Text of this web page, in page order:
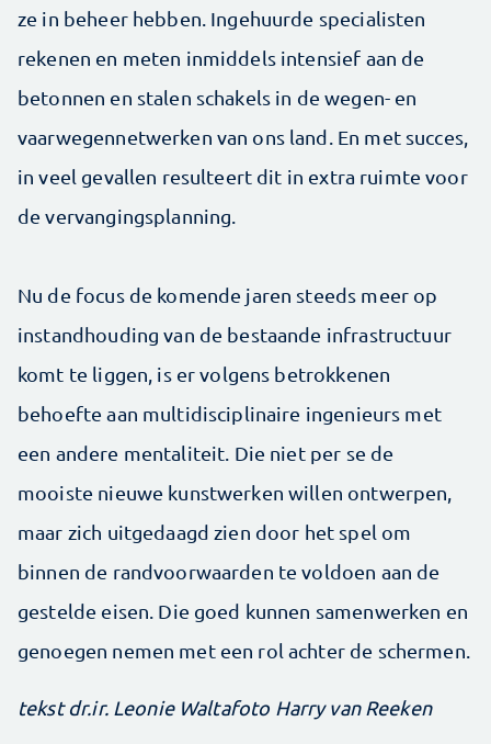
ze in beheer hebben. Ingehuurde specialisten
rekenen en meten inmiddels intensief aan de
betonnen en stalen schakels in de wegen- en
vaarwegennetwerken van ons land. En met succes,
in veel gevallen resulteert dit in extra ruimte voor
de vervangingsplanning.
Nu de focus de komende jaren steeds meer op
instandhouding van de bestaande infrastructuur
komt te liggen, is er volgens betrokkenen
behoefte aan multidisciplinaire ingenieurs met
een andere mentaliteit. Die niet per se de
mooiste nieuwe kunstwerken willen ontwerpen,
maar zich uitgedaagd zien door het spel om
binnen de randvoorwaarden te voldoen aan de
gestelde eisen. Die goed kunnen samenwerken en
genoegen nemen met een rol achter de schermen.
tekst dr.ir. Leonie Waltafoto Harry van Reeken